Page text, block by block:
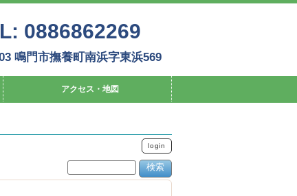
0886862269
鳴門市撫養町南浜字東浜569
アクセス・地図
login